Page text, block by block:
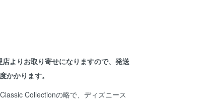
よりお取り寄せになりますので、発送
かかります。
Collectionの略で、ディズニース